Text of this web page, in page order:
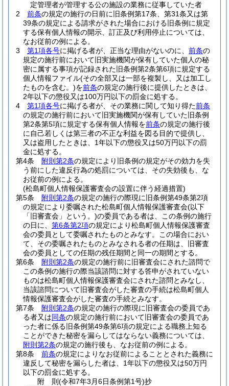
定管理者が管理する公の施設の業務に従事していた者
2
前条の規定の施行の日前に旧条例第17条、第31条又は第
39条の規定による請求がされた場合における旧条例に規定
する保有個人情報の開示、訂正及び利用停止については、
なお従前の例による。
3
第1項各号に掲げる者が、正当な理由がないのに、 前条の
規定の施行前において旧実施機関が保有していた個人の秘
密に属する事項が記録された旧条例第2条第6項に規定する
個人情報ファイル(その全部又は一部を複製し、又は加工し
たものを含む。)を前条の規定の施行後に提供したときは、
2年以下の懲役又は100万円以下の罰金に処する。
4
第1項各号に掲げる者が、その業務に関して知り得た前条
の規定の施行前において旧実施機関が保有していた旧条例
第2条第5項に規定する保有個人情報を前条の規定の施行後
に自己若しくは第三者の不正な利益を図る目的で提供し、
又は盗用したときは、1年以下の懲役又は50万円以下の罰
金に処する。
第4条
附則第2条の規定により旧条例の規定がその効力を失
う前にした違反行為の処罰については、その失効後も、な
お従前の例による。
(松島町個人情報保護審査会の設置に伴う経過措置)
第5条
附則第2条の規定の施行の際現に旧条例第49条第2項
の規定により委嘱された松島町個人情報保護審査会(以下
「旧審査会」という。)の委員である者は、この条例の施行
の日に、 第6条第2項の規定により松島町個人情報保護審査
会の委員として委嘱されたものとみなす。
この場合におい
て、その委嘱されたものとみなされる者の任期は、旧審査
会の委員としての任期の残任期間と同一の期間とする。
第6条
附則第2条の規定の施行前に旧審査会にされた諮問で
この条例の施行の際当該諮問に対する答申がされていない
ものは松島町個人情報保護審査会にされた諮問とみなし、
当該諮問について旧審査会がした審査の手続は松島町個人
情報保護審査会がした審査の手続とみなす。
第7条
附則第2条の規定の施行の際現に旧審査会の委員であ
る者又は同条の規定の施行前において旧審査会の委員であ
った者に係る旧条例第49条第6項の規定による職務上知る
ことができた秘密を漏らしてはならない義務については、
附則第2条の規定の施行後も、なお従前の例による。
第8条
前条の規定によりなお従前によることとされた義務に
違反して秘密を漏らした者は、1年以下の懲役又は50万円
以下の罰金に処する。
附 則(令和7年3月6日条例第1号)抄